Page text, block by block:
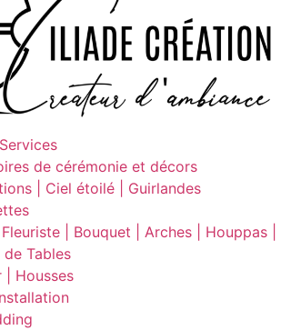
de cérémonie et décors
| Ciel étoilé | Guirlandes
| Bouquet | Arches | Houppas |
de Tables
| Housses